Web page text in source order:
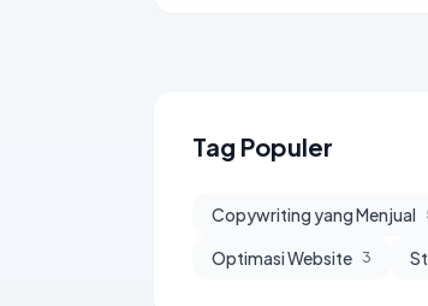
Tag Populer
Copywriting yang Menjual
Optimasi Website 3